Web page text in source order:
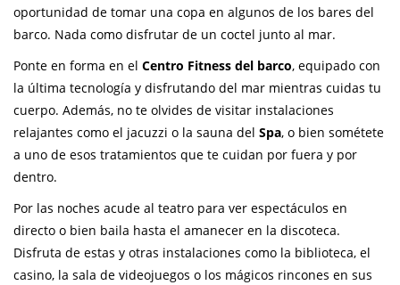
oportunidad de tomar una copa en algunos de los bares del
barco. Nada como disfrutar de un coctel junto al mar.
Ponte en forma en el Centro Fitness del barco, equipado con
la última tecnología y disfrutando del mar mientras cuidas tu
cuerpo. Además, no te olvides de visitar instalaciones
relajantes como el jacuzzi o la sauna del Spa, o bien sométete
a uno de esos tratamientos que te cuidan por fuera y por
dentro.
Por las noches acude al teatro para ver espectáculos en
directo o bien baila hasta el amanecer en la discoteca.
Disfruta de estas y otras instalaciones como la biblioteca, el
casino, la sala de videojuegos o los mágicos rincones en sus